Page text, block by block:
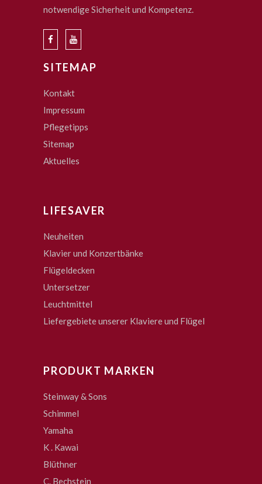
notwendige Sicherheit und Kompetenz.
SITEMAP
Kontakt
Impressum
Pflegetipps
Sitemap
Aktuelles
LIFESAVER
Neuheiten
Klavier und Konzertbänke
Flügeldecken
Untersetzer
Leuchtmittel
Liefergebiete unserer Klaviere und Flügel
PRODUKT MARKEN
Steinway & Sons
Schimmel
Yamaha
K . Kawai
Blüthner
C. Bechstein